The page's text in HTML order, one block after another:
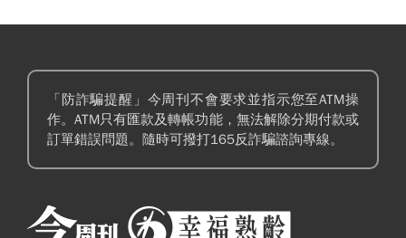
「防詐騙提醒」今周刊不會要求並指示您至ATM操
作。ATM只有匯款及轉帳功能，無法解除分期付款或
訂單錯誤問題。隨時可撥打165反詐騙諮詢專線。